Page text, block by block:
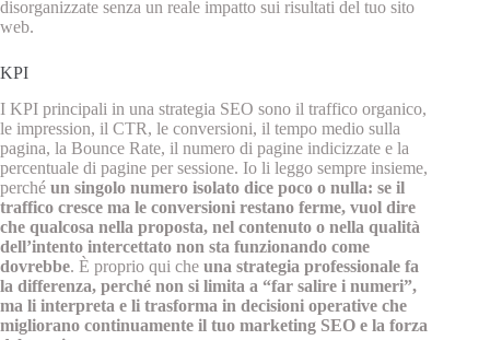
disorganizzate senza un reale impatto sui risultati del tuo sito
web.
KPI
I KPI principali in una strategia SEO sono il traffico organico,
le impression, il CTR, le conversioni, il tempo medio sulla
pagina, la Bounce Rate, il numero di pagine indicizzate e la
percentuale di pagine per sessione. Io li leggo sempre insieme,
perché un singolo numero isolato dice poco o nulla: se il
traffico cresce ma le conversioni restano ferme, vuol dire
che qualcosa nella proposta, nel contenuto o nella qualità
dell’intento intercettato non sta funzionando come
dovrebbe. È proprio qui che una strategia professionale fa
la differenza, perché non si limita a “far salire i numeri”,
ma li interpreta e li trasforma in decisioni operative che
migliorano continuamente il tuo marketing SEO e la forza